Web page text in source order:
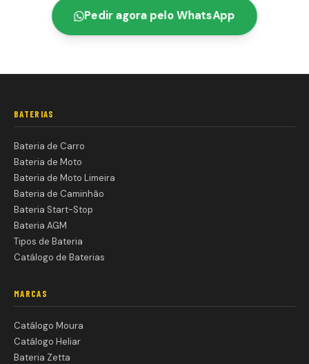
Pedir agora pelo WhatsApp
BATERIAS
Bateria de Carro
Bateria de Moto
Bateria de Moto Limeira
Bateria de Caminhão
Bateria Start-Stop
Bateria AGM
Tipos de Bateria
Catálogo de Baterias
MARCAS
Catálogo Moura
Catálogo Heliar
Bateria Zetta